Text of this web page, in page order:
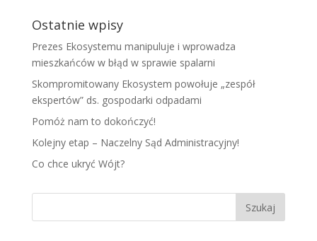
Ostatnie wpisy
Prezes Ekosystemu manipuluje i wprowadza
mieszkańców w błąd w sprawie spalarni
Skompromitowany Ekosystem powołuje „zespół
ekspertów” ds. gospodarki odpadami
Pomóż nam to dokończyć!
Kolejny etap – Naczelny Sąd Administracyjny!
Co chce ukryć Wójt?